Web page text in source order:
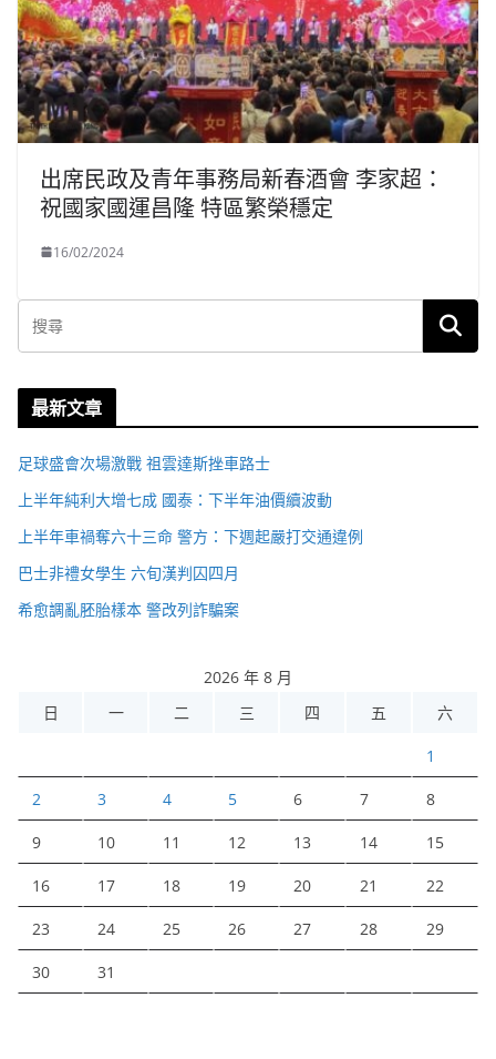
出席民政及青年事務局新春酒會 李家超：
祝國家國運昌隆 特區繁榮穩定
16/02/2024
最新文章
足球盛會次場激戰 祖雲達斯挫車路士
上半年純利大增七成 國泰：下半年油價續波動
上半年車禍奪六十三命 警方：下週起嚴打交通違例
巴士非禮女學生 六旬漢判囚四月
希愈調亂胚胎樣本 警改列詐騙案
2026 年 8 月
日
一 二 三 四 五 六
1
2 3 4 5 6 7 8
9 10 11 12 13 14 15
16 17 18 19 20 21 22
23 24 25 26 27 28 29
30 31